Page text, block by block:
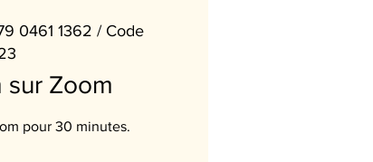
0461 1362 / Code
sur Zoom
pour 30 minutes.